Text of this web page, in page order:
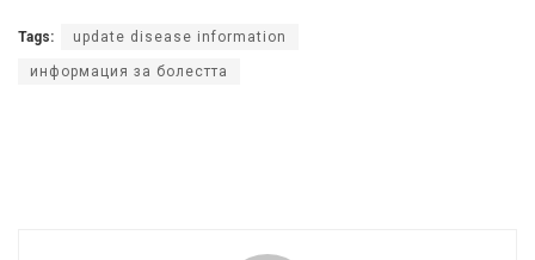
Tags: update disease information
информация за болестта